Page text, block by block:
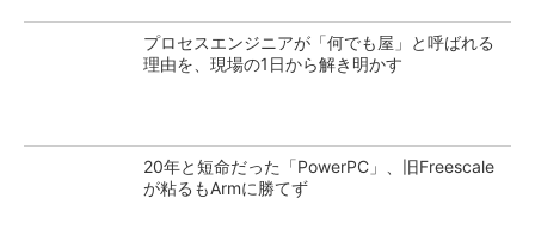
プロセスエンジニアが「何でも屋」と呼ばれる
理由を、現場の1日から解き明かす
20年と短命だった「PowerPC」、旧Freescale
が粘るもArmに勝てず